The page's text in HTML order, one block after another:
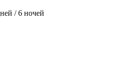
/ 6 ночей